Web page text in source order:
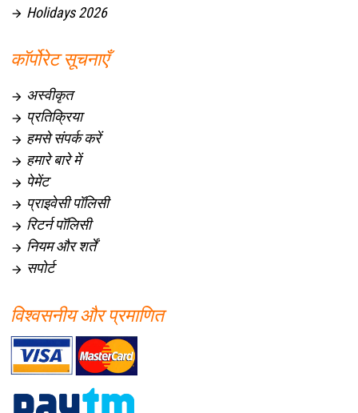
 Holidays 2026
कॉर्पोरेट सूचनाएँ
 अस्वीकृत
 प्रतिक्रिया
 हमसे संपर्क करें
 हमारे बारे में
 पेमेंट
 प्राइवेसी पॉलिसी
 रिटर्न पॉलिसी
 नियम और शर्तें
 सपोर्ट
विश्वसनीय और प्रमाणित